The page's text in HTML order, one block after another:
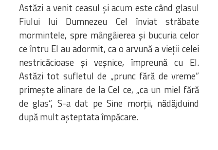
Astăzi a venit ceasul și acum este când glasul
Fiului lui Dumnezeu Cel înviat străbate
mormintele, spre mângâierea și bucuria celor
ce întru El au adormit, ca o arvună a vieții celei
nestricăcioase și veșnice, împreună cu El.
Astăzi tot sufletul de „prunc fără de vreme”
primește alinare de la Cel ce, „ca un miel fără
de glas”, S-a dat pe Sine morții, nădăjduind
după mult așteptata împăcare.